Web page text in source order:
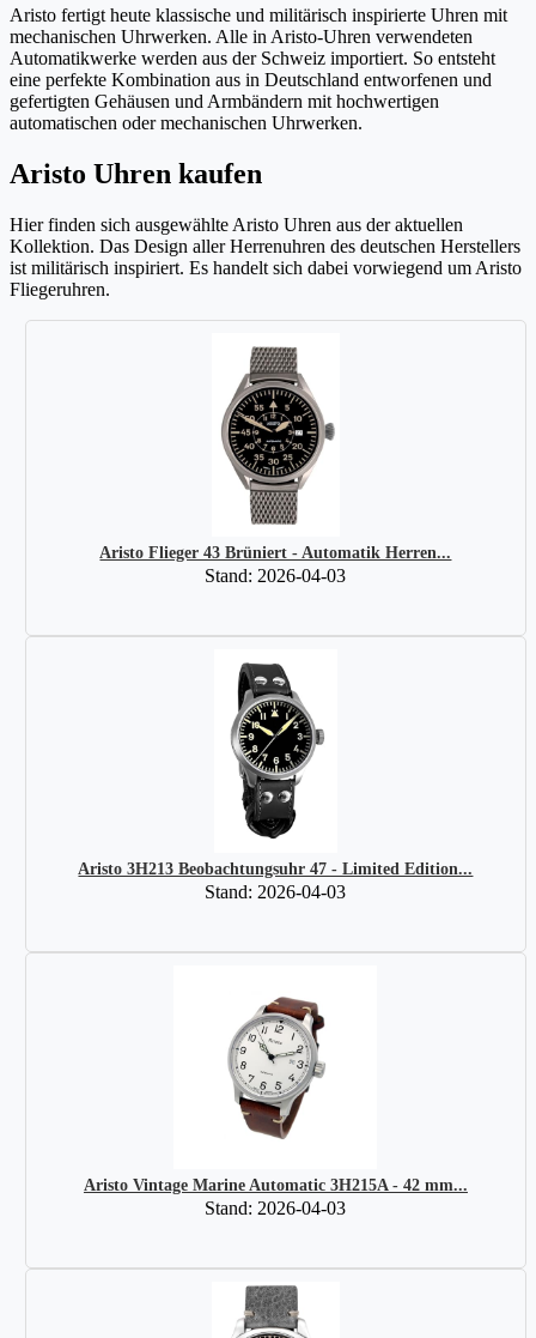
Aristo fertigt heute klassische und militärisch inspirierte Uhren mit
mechanischen Uhrwerken. Alle in Aristo-Uhren verwendeten
Automatikwerke werden aus der Schweiz importiert. So entsteht
eine perfekte Kombination aus in Deutschland entworfenen und
gefertigten Gehäusen und Armbändern mit hochwertigen
automatischen oder mechanischen Uhrwerken.
Aristo Uhren kaufen
Hier finden sich ausgewählte Aristo Uhren aus der aktuellen
Kollektion. Das Design aller Herrenuhren des deutschen Herstellers
ist militärisch inspiriert. Es handelt sich dabei vorwiegend um Aristo
Fliegeruhren.
Aristo Flieger 43 Brüniert - Automatik Herren...
Stand: 2026-04-03
Aristo 3H213 Beobachtungsuhr 47 - Limited Edition...
Stand: 2026-04-03
Aristo Vintage Marine Automatic 3H215A - 42 mm...
Stand: 2026-04-03